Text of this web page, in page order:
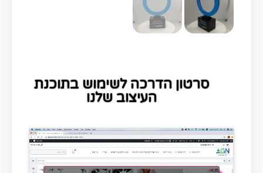
סרטון הדרכה לשימוש בתוכנת
העיצוב שלנו